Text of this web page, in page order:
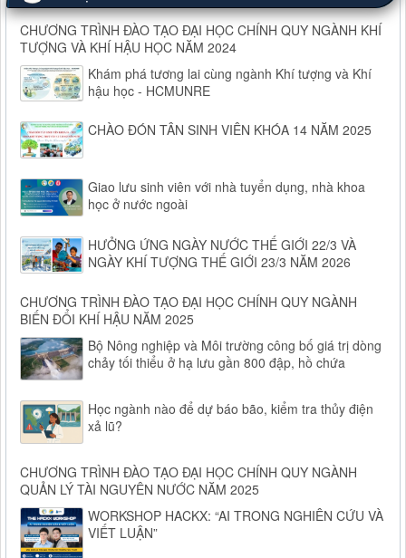
CHƯƠNG TRÌNH ĐÀO TẠO ĐẠI HỌC CHÍNH QUY NGÀNH KHÍ
TƯỢNG VÀ KHÍ HẬU HỌC NĂM 2024
Khám phá tương lai cùng ngành Khí tượng và Khí
hậu học - HCMUNRE
CHÀO ĐÓN TÂN SINH VIÊN KHÓA 14 NĂM 2025
Giao lưu sinh viên với nhà tuyển dụng, nhà khoa
học ở nước ngoài
HƯỞNG ỨNG NGÀY NƯỚC THẾ GIỚI 22/3 VÀ
NGÀY KHÍ TƯỢNG THẾ GIỚI 23/3 NĂM 2026
CHƯƠNG TRÌNH ĐÀO TẠO ĐẠI HỌC CHÍNH QUY NGÀNH
BIẾN ĐỔI KHÍ HẬU NĂM 2025
Bộ Nông nghiệp và Môi trường công bố giá trị dòng
chảy tối thiểu ở hạ lưu gần 800 đập, hồ chứa
Học ngành nào để dự báo bão, kiểm tra thủy điện
xả lũ?
CHƯƠNG TRÌNH ĐÀO TẠO ĐẠI HỌC CHÍNH QUY NGÀNH
QUẢN LÝ TÀI NGUYÊN NƯỚC NĂM 2025
WORKSHOP HACKX: “AI TRONG NGHIÊN CỨU VÀ
VIẾT LUẬN”